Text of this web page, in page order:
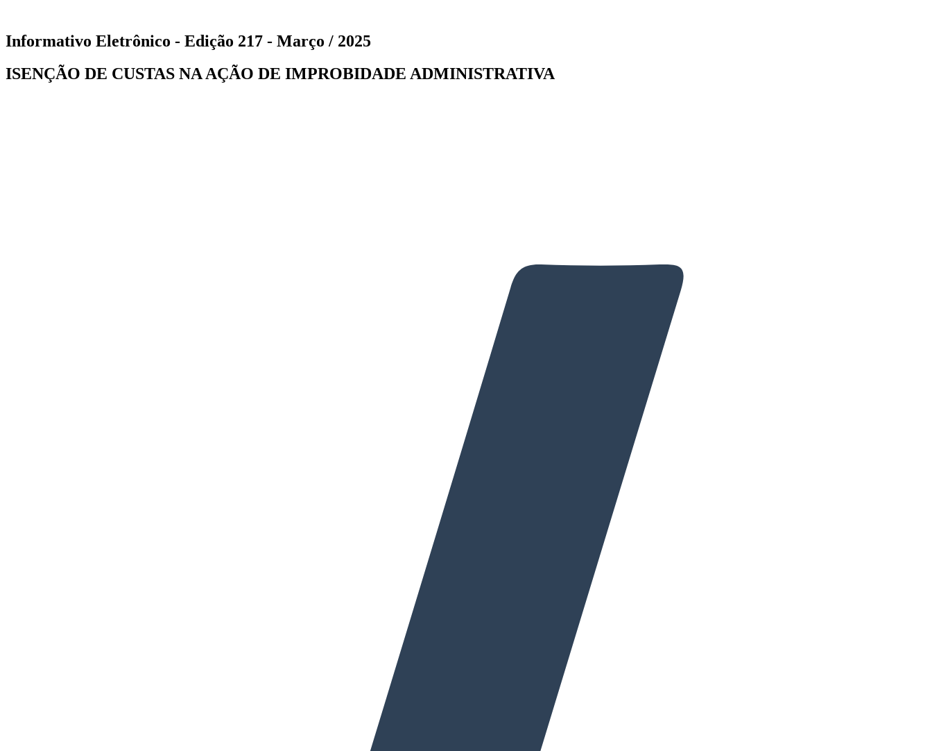
Informativo Eletrônico - Edição 217 - Março / 2025
ISENÇÃO DE CUSTAS NA AÇÃO DE IMPROBIDADE ADMINISTRATIVA